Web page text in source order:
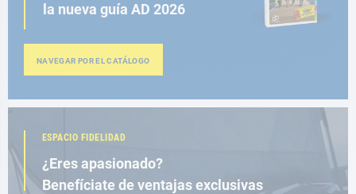
la nueva guía AD 2026
NAVEGAR POR EL CATÁLOGO
ESPACIO FIDELIDAD
¿Eres apasionado?
Benefíciate de ventajas exclusivas